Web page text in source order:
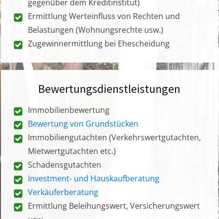
gegenüber dem Kreditinstitut)
Ermittlung Werteinfluss von Rechten und
Belastungen (Wohnungsrechte usw.)
Zugewinnermittlung bei Ehescheidung
Bewertungsdienstleistungen
Immobilienbewertung
Bewertung von Grundstücken
Immobiliengutachten (Verkehrswertgutachten,
Mietwertgutachten etc.)
Schadensgutachten
Investment- und Hauskaufberatung
Verkäuferberatung
Ermittlung Beleihungswert, Versicherungswert